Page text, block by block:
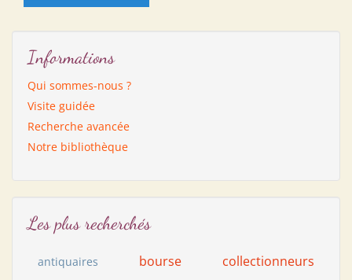
Informations
Qui sommes-nous ?
Visite guidée
Recherche avancée
Notre bibliothèque
Les plus recherchés
antiquaires bourse collectionneurs